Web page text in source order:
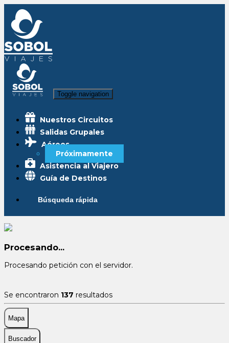
Toggle navigation
Nuestros Circuitos
Salidas Grupales
Aéreos
Próximamente
Asistencia al Viajero
Guía de Destinos
Búsqueda rápida
Procesando...
Procesando petición con el servidor.
Se encontraron 137 resultados
Mapa
Buscador